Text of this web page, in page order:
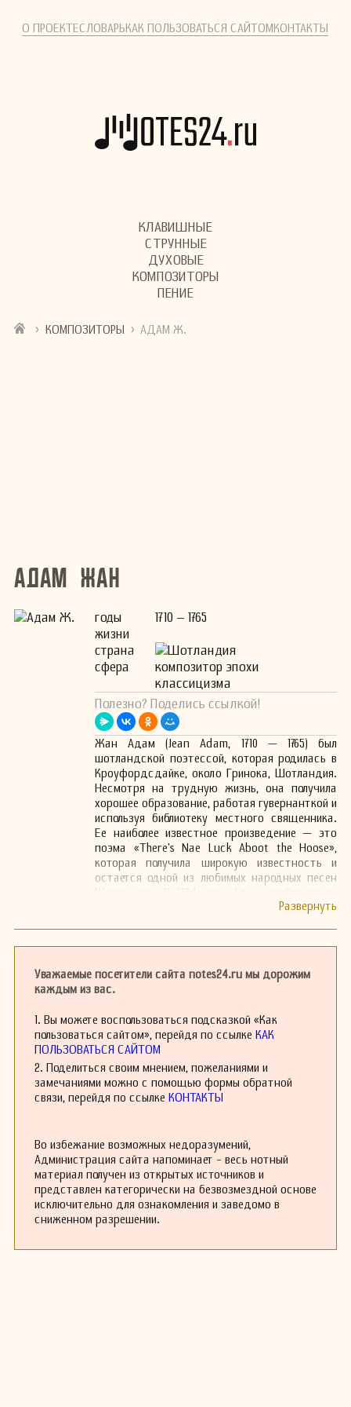
О ПРОЕКТЕСЛОВАРЬКАК ПОЛЬЗОВАТЬСЯ САЙТОМКОНТАКТЫ
КЛАВИШНЫЕ
СТРУННЫЕ
ДУХОВЫЕ
КОМПОЗИТОРЫ
ПЕНИЕ
› КОМПОЗИТОРЫ › АДАМ Ж.
Адам Жан
годы
жизни
1710 – 1765
страна
Шотландия
сфера
композитор эпохи
классицизма
Полезно? Поделись ссылкой!
Жан Адам (Jean Adam, 1710 — 1765) был
шотландской поэтессой, которая родилась в
Кроуфордсдайке, около Гринока, Шотландия.
Несмотря на трудную жизнь, она получила
хорошее образование, работая гувернанткой и
используя библиотеку местного священника.
Ее наиболее известное произведение — это
поэма «There's Nae Luck Aboot the Hoose»,
которая получила широкую известность и
остается одной из любимых народных песен
сборник своих стихов под названием
Уважаемые посетители сайта notes24.ru мы дорожим
каждым из вас.
1. Вы можете воспользоваться подсказкой «Как
пользоваться сайтом», перейдя по ссылке КАК
ПОЛЬЗОВАТЬСЯ САЙТОМ
2. Поделиться своим мнением, пожеланиями и
замечаниями можно с помощью формы обратной
связи, перейдя по ссылке КОНТАКТЫ
Во избежание возможных недоразумений,
Администрация сайта напоминает - весь нотный
материал получен из открытых источников и
представлен категорически на безвозмездной основе
исключительно для ознакомления и заведомо в
сниженном разрешении.